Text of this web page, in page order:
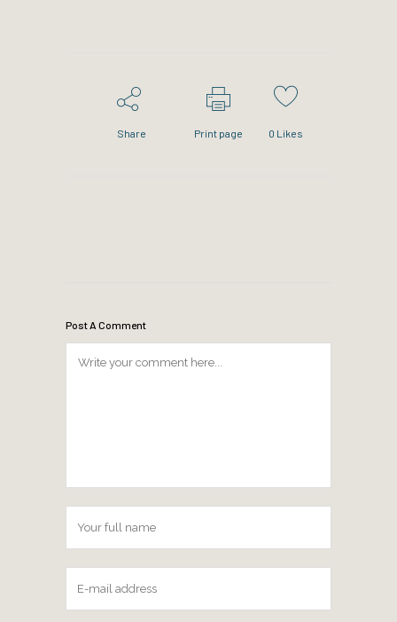
Share Print page 0 Likes
Post A Comment